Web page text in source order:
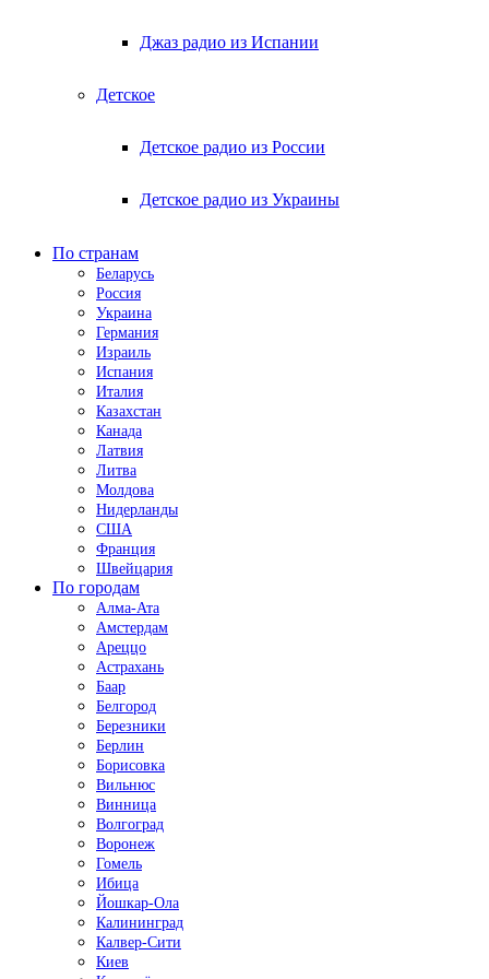
Джаз радио из Испании
Детское
Детское радио из России
Детское радио из Украины
По странам
Беларусь
Россия
Украина
Германия
Израиль
Испания
Италия
Казахстан
Канада
Латвия
Литва
Молдова
Нидерланды
США
Франция
Швейцария
По городам
Алма-Ата
Амстердам
Ареццо
Астрахань
Баар
Белгород
Березники
Берлин
Борисовка
Вильнюс
Винница
Волгоград
Воронеж
Гомель
Ибица
Йошкар-Ола
Калининград
Калвер-Сити
Киев